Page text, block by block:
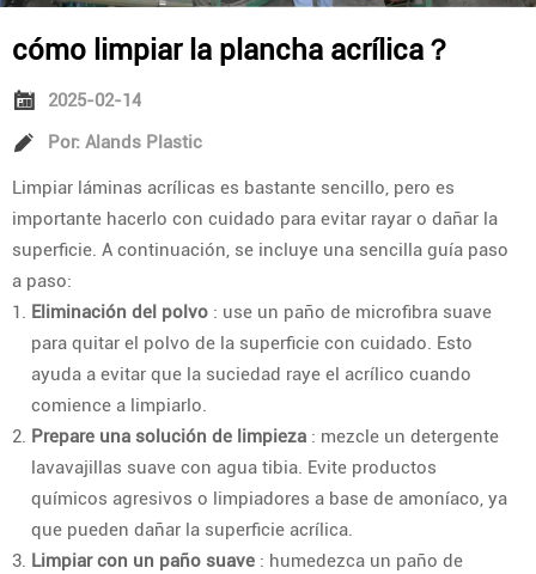
cómo limpiar la plancha acrílica？
 2025-02-14
 Por: Alands Plastic
Limpiar láminas acrílicas es bastante sencillo, pero es
importante hacerlo con cuidado para evitar rayar o dañar la
superficie. A continuación, se incluye una sencilla guía paso
a paso:
Eliminación del polvo : use un paño de microfibra suave
para quitar el polvo de la superficie con cuidado. Esto
ayuda a evitar que la suciedad raye el acrílico cuando
comience a limpiarlo.
Prepare una solución de limpieza : mezcle un detergente
lavavajillas suave con agua tibia. Evite productos
químicos agresivos o limpiadores a base de amoníaco, ya
que pueden dañar la superficie acrílica.
Limpiar con un paño suave : humedezca un paño de